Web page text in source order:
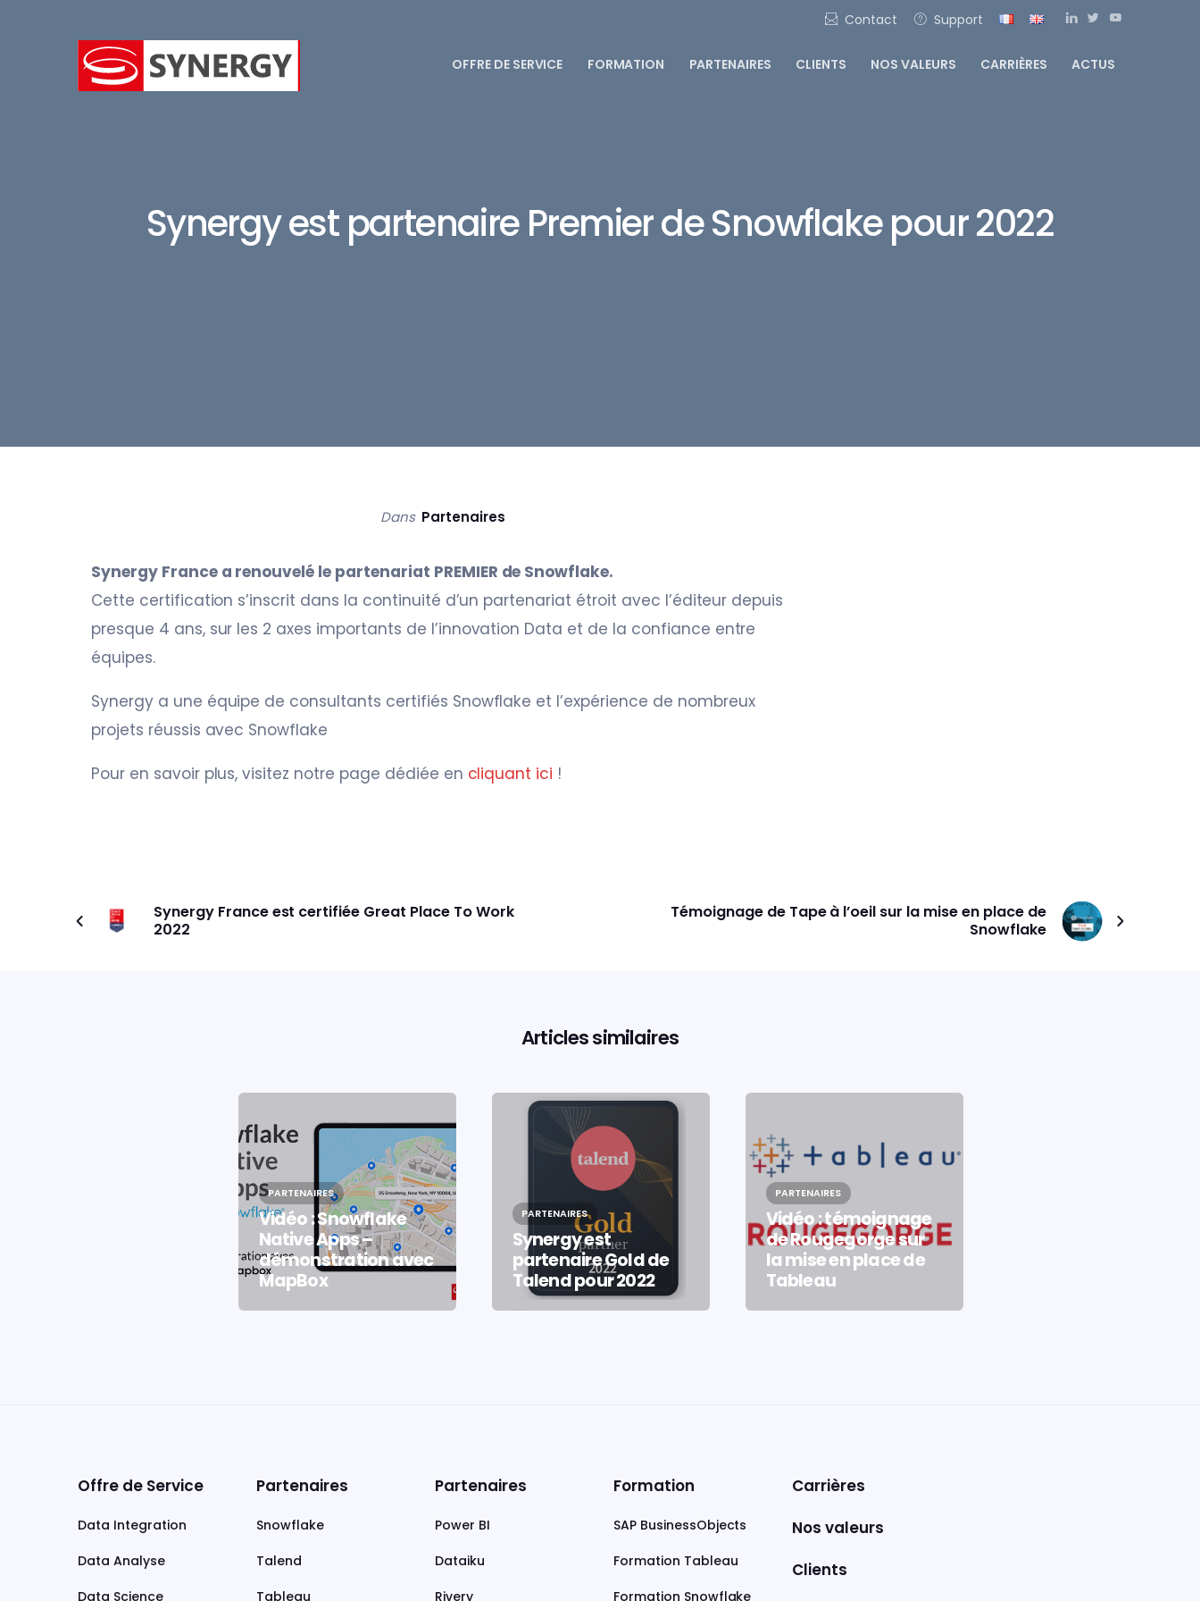
Contact Support
OFFRE DE SERVICE FORMATION PARTENAIRES CLIENTS NOS VALEURS CARRIÈRES ACTUS
Synergy est partenaire Premier de Snowflake pour 2022
Dans Partenaires
Synergy France a renouvelé le partenariat PREMIER de Snowflake.
Cette certification s’inscrit dans la continuité d’un partenariat étroit avec l’éditeur depuis
presque 4 ans, sur les 2 axes importants de l’innovation Data et de la confiance entre
équipes.
Synergy a une équipe de consultants certifiés Snowflake et l’expérience de nombreux
projets réussis avec Snowflake
Pour en savoir plus, visitez notre page dédiée en cliquant ici !
Synergy France est certifiée Great Place To Work
2022
Témoignage de Tape à l’oeil sur la mise en place de
Snowflake
Articles similaires
PARTENAIRES
Vidéo : Snowflake
Native Apps –
démonstration avec
MapBox
PARTENAIRES
Synergy est
partenaire Gold de
Talend pour 2022
PARTENAIRES
Vidéo : témoignage
de Rougegorge sur
la mise en place de
Tableau
Offre de Service
Data Integration
Data Analyse
Data Science
Partenaires
Snowflake
Talend
Tableau
Partenaires
Power BI
Dataiku
Rivery
Formation
SAP BusinessObjects
Formation Tableau
Formation Snowflake
Carrières
Nos valeurs
Clients